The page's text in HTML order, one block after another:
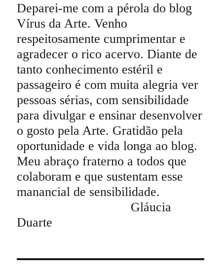
Deparei-me com a pérola do blog
Vírus da Arte. Venho
respeitosamente cumprimentar e
agradecer o rico acervo. Diante de
tanto conhecimento estéril e
passageiro é com muita alegria ver
pessoas sérias, com sensibilidade
para divulgar e ensinar desenvolver
o gosto pela Arte. Gratidão pela
oportunidade e vida longa ao blog.
Meu abraço fraterno a todos que
colaboram e que sustentam esse
manancial de sensibilidade.
Gláucia
Duarte